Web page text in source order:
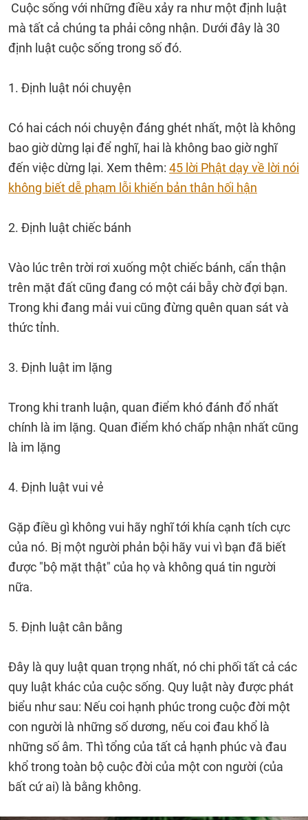
Cuộc sống với những điều xảy ra như một định luật
mà tất cả chúng ta phải công nhận. Dưới đây là 30
định luật cuộc sống trong số đó.
1. Định luật nói chuyện
Có hai cách nói chuyện đáng ghét nhất, một là không
bao giờ dừng lại để nghĩ, hai là không bao giờ nghĩ
đến việc dừng lại. Xem thêm: 45 lời Phật dạy về lời nói
không biết dễ phạm lỗi khiến bản thân hối hận
2. Định luật chiếc bánh
Vào lúc trên trời rơi xuống một chiếc bánh, cẩn thận
trên mặt đất cũng đang có một cái bẫy chờ đợi bạn.
Trong khi đang mải vui cũng đừng quên quan sát và
thức tỉnh.
3. Định luật im lặng
Trong khi tranh luận, quan điểm khó đánh đổ nhất
chính là im lặng. Quan điểm khó chấp nhận nhất cũng
là im lặng
4. Định luật vui vẻ
Gặp điều gì không vui hãy nghĩ tới khía cạnh tích cực
của nó. Bị một người phản bội hãy vui vì bạn đã biết
được "bộ mặt thật" của họ và không quá tin người
nữa.
5. Định luật cân bằng
Đây là quy luật quan trọng nhất, nó chi phối tất cả các
quy luật khác của cuộc sống. Quy luật này được phát
biểu như sau: Nếu coi hạnh phúc trong cuộc đời một
con người là những số dương, nếu coi đau khổ là
những số âm. Thì tổng của tất cả hạnh phúc và đau
khổ trong toàn bộ cuộc đời của một con người (của
bất cứ ai) là bằng không.